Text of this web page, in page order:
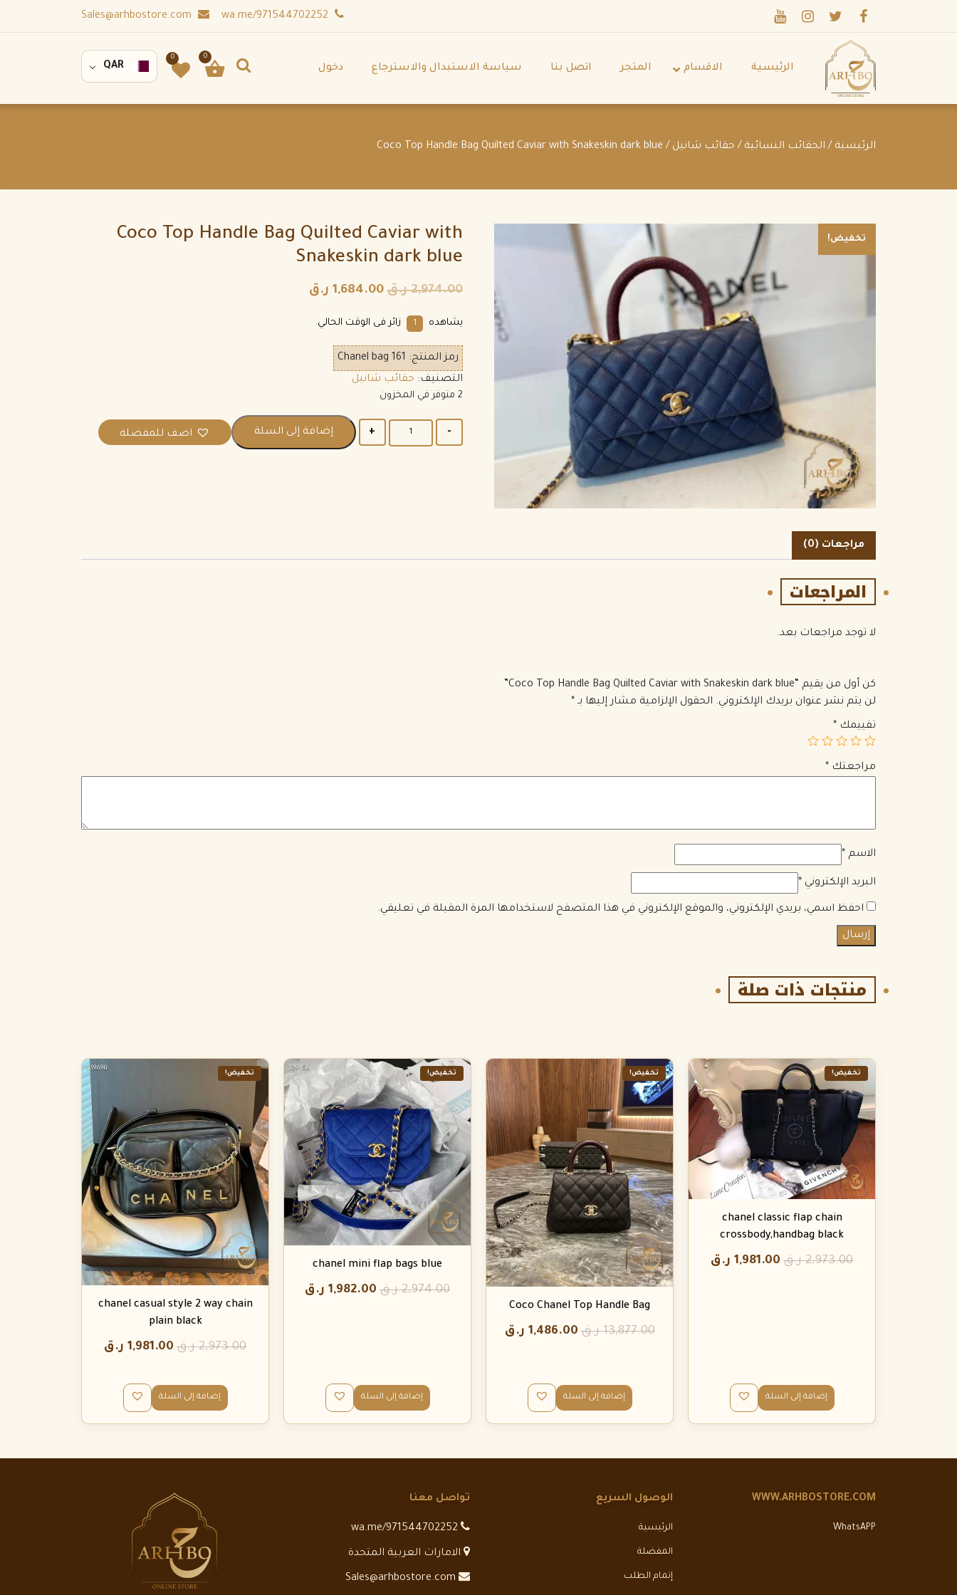
الرئيسية الاقسام المتجر اتصل بنا سياسة الاستبدال والاسترجاع دخول
0
0
QAR
الرئيسية / الحقائب النسائية / حقائب شانيل / Coco Top Handle Bag Quilted Caviar with Snakeskin dark blue
تخفيض!
Coco Top Handle Bag Quilted Caviar with
Snakeskin dark blue
2,974.00 ر.ق 1,684.00 ر.ق
يشاهده 6 زائر فى الوقت الحالي.
رمز المنتج: Chanel bag 161
التصنيف: حقائب شانيل
2 متوفر في المخزون
إضافة إلى السلة اضف للمفضلة
مراجعات (0)
المراجعات
لا توجد مراجعات بعد.
كن أول من يقيم “Coco Top Handle Bag Quilted Caviar with Snakeskin dark blue”
لن يتم نشر عنوان بريدك الإلكتروني. الحقول الإلزامية مشار إليها بـ *
تقييمك *
مراجعتك *
الاسم *
البريد الإلكتروني *
احفظ اسمي، بريدي الإلكتروني، والموقع الإلكتروني في هذا المتصفح لاستخدامها المرة المقبلة في تعليقي.
منتجات ذات صلة
تخفيض!
chanel classic flap chain
crossbody,handbag black
2,973.00 ر.ق 1,981.00 ر.ق
إضافة إلى السلة
تخفيض!
Coco Chanel Top Handle Bag
13,877.00 ر.ق 1,486.00 ر.ق
إضافة إلى السلة
تخفيض!
chanel mini flap bags blue
2,974.00 ر.ق 1,982.00 ر.ق
إضافة إلى السلة
تخفيض!
chanel casual style 2 way chain
plain black
2,973.00 ر.ق 1,981.00 ر.ق
إضافة إلى السلة
WWW.ARHBOSTORE.COM
WhatsAPP
الوصول السريع
الرئيسية
المفضلة
إتمام الطلب
تواصل معنا
الامارات العربية المتحدة